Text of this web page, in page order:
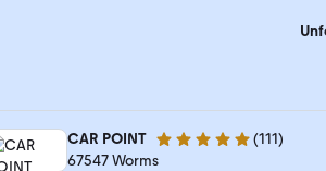
CAR POINT 4.8 Sterne (111)
67547 Worms